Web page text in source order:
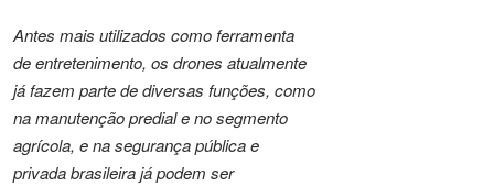
Antes mais utilizados como ferramenta
de entretenimento, os drones atualmente
já fazem parte de diversas funções, como
na manutenção predial e no segmento
agrícola, e na segurança pública e
privada brasileira já podem ser